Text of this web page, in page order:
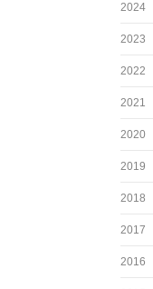
2024
2023
2022
2021
2020
2019
2018
2017
2016